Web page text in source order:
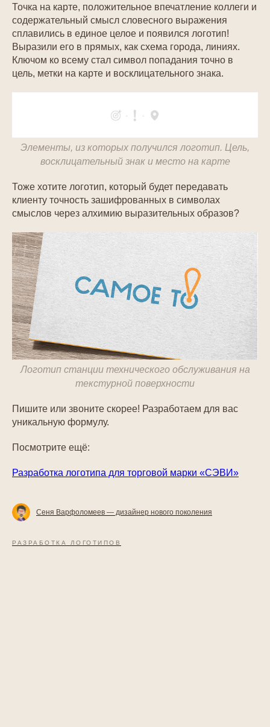
Точка на карте, положительное впечатление коллеги и
содержательный смысл словесного выражения
сплавились в единое целое и появился логотип!
Выразили его в прямых, как схема города, линиях.
Ключом ко всему стал символ попадания точно в
цель, метки на карте и восклицательного знака.
Элементы, из которых получился логотип. Цель,
восклицательный знак и место на карте
Тоже хотите логотип, который будет передавать
клиенту точность зашифрованных в символах
смыслов через алхимию выразительных образов?
Логотип станции технического обслуживания на
текстурной поверхности
Пишите или звоните скорее! Разработаем для вас
уникальную формулу.
Посмотрите ещё:
Разработка логотипа для торговой марки «СЭВИ»
Сеня Варфоломеев — дизайнер нового поколения
РАЗРАБОТКА ЛОГОТИПОВ